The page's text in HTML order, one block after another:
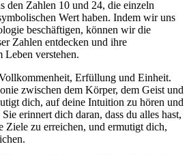
den Zahlen 10 und 24, die einzeln
Wert haben. Indem wir uns
beschäftigen, können wir die
Zahlen entdecken und ihre
Leben verstehen.
Erfüllung und Einheit.
zwischen dem Körper, dem Geist und
dich, auf deine Intuition zu hören und
erinnert dich daran, dass du alles hast,
Ziele zu erreichen, und ermutigt dich,